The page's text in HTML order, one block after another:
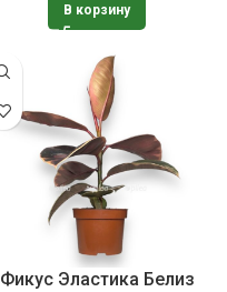
В корзину
Фикус Эластика Белиз